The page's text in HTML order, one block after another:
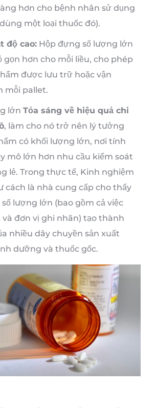
hơn cho bệnh nhân sử dụng
một loại thuốc đó).
độ cao: Hộp đựng số lượng lớn
hơn cho mỗi liều, cho phép
được lưu trữ hoặc vận
mỗi pallet.
lớn Tỏa sáng về hiệu quả chi
, làm cho nó trở nên lý tưởng
có khối lượng lớn, nơi tính
mô lớn hơn nhu cầu kiểm soát
lẻ. Trong thực tế, Kinh nghiệm
cách là nhà cung cấp cho thấy
lượng lớn (bao gồm cả việc
và đơn vị ghi nhãn) tạo thành
nhiều dây chuyền sản xuất
dưỡng và thuốc gốc.